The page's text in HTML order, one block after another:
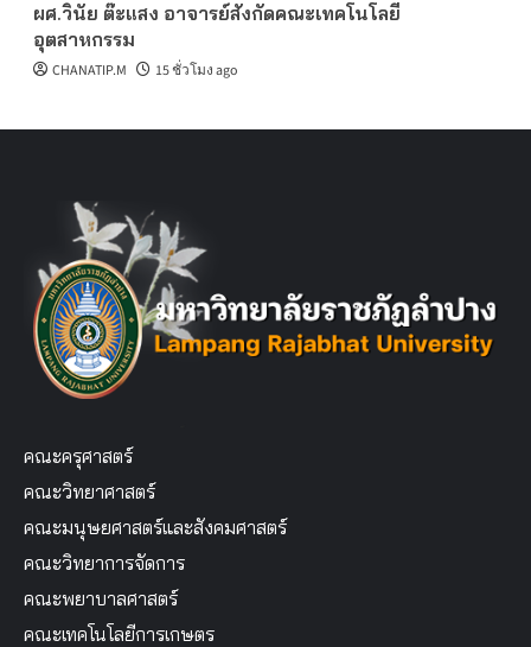
ผศ.วินัย ต๊ะแสง อาจารย์สังกัดคณะเทคโนโลยี
อุตสาหกรรม
CHANATIP.M 15 ชั่วโมง ago
คณะครุศาสตร์
คณะวิทยาศาสตร์
คณะมนุษยศาสตร์และสังคมศาสตร์
คณะวิทยาการจัดการ
คณะพยาบาลศาสตร์
คณะเทคโนโลยีการเกษตร